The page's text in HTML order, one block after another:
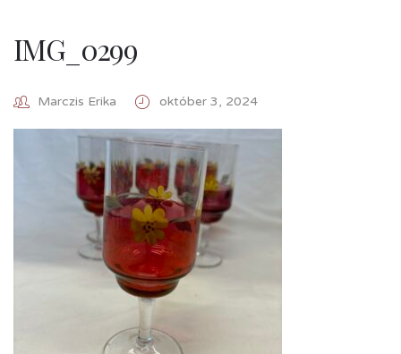
IMG_0299
Marczis Erika október 3, 2024